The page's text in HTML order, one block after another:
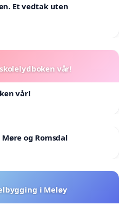
Et vedtak uten
vår!
vår!
og Romsdal
i Meløy